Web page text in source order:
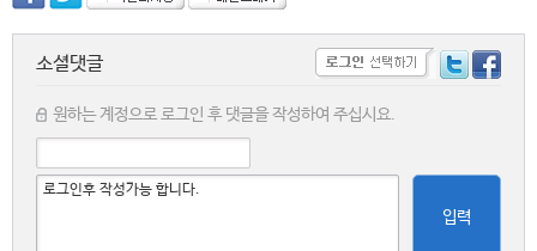
소셜댓글
원하는 계정으로 로그인 후 댓글을 작성하여 주십시요.
입력